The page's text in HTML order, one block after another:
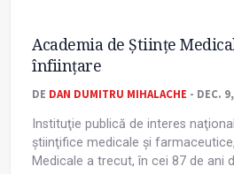
Academia de Știinţe
înfiinţare
DE DAN DUMITRU MIHALACHE - DEC.
Instituţie publică de interes
știinţifice medicale și
Medicale a trecut, în cei 87 de ani